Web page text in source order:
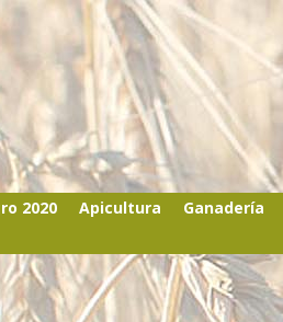
2020 Apicultura Ganadería